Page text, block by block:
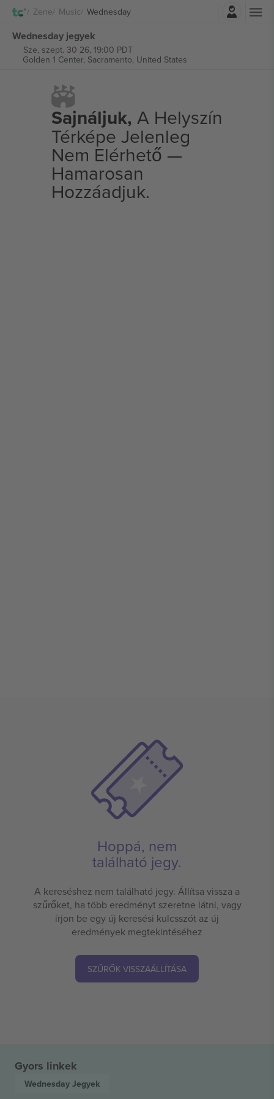
Zene Music Wednesday
Wednesday jegyek
Sze, szept. 30 26, 19:00 PDT
Golden 1 Center, Sacramento, United States
Sajnáljuk, A Helyszín
Térképe Jelenleg
Nem Elérhető —
Hamarosan
Hozzáadjuk.
Hoppá, nem
található jegy.
A kereséshez nem található jegy. Állítsa vissza a
szűrőket, ha több eredményt szeretne látni, vagy
írjon be egy új keresési kulcsszót az új
eredmények megtekintéséhez
SZŰRŐK VISSZAÁLLÍTÁSA
Gyors linkek
Wednesday Jegyek